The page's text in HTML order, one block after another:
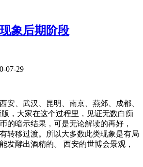
象后期阶段
07-29
安、武汉、昆明、南京、燕郊、成都、
，大家在这个过程里，见证无数白痴
的暗示结果，可是无论解读的再好，
转移过渡。所以大多数此类现象是有局
发酵出酒精的。 西安的世博会景观，